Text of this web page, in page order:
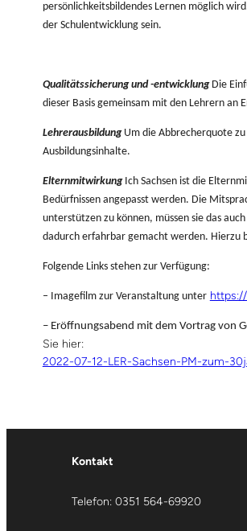
persönlichkeitsbildendes Lernen möglich
der Schulentwicklung sein.
Qualitätssicherung und -entwicklungDie
dieser Basis gemeinsam mit den Lehrern an
LehrerausbildungUmdie Abbrecherquote zu
Ausbildungsinhalte.
ElternmitwirkungIchSachsen ist die
Bedürfnissen angepasst werden. Die
unterstützen zu können, müssen sie das
dadurch erfahrbar gemacht werden. Hierzu
Folgende Links stehen zur Verfügung:
– Imagefilm zur Veranstaltung unter
– Eröffnungsabend mit dem Vortrag von
Sie hier:
2022-07-12-LER-Sachsen-PM-zum-
Kontakt
Telefon: 0351 564-69920